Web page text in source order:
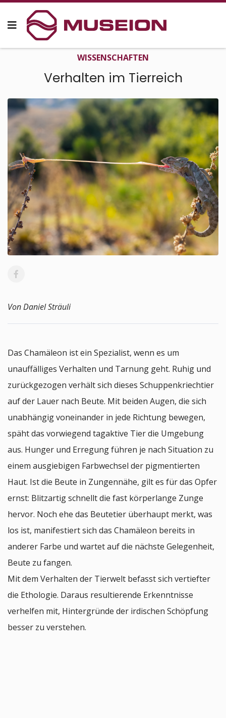
WISSEN­SCHAFTEN
Verhalten im Tierreich
Von Daniel Sträuli
Das Chamäleon ist ein Spezialist, wenn es um
unauffälliges Verhalten und Tarnung geht. Ruhig und
zurückgezogen verhält sich dieses Schuppenkriechtier
auf der Lauer nach Beute. Mit beiden Augen, die sich
unabhängig voneinander in jede Richtung bewegen,
späht das vorwiegend tagaktive Tier die Umgebung
aus. Hunger und Erregung führen je nach Situation zu
einem ausgiebigen Farbwechsel der pigmentierten
Haut. Ist die Beute in Zungennähe, gilt es für das Opfer
ernst: Blitzartig schnellt die fast körperlange Zunge
hervor. Noch ehe das Beutetier überhaupt merkt, was
los ist, manifestiert sich das Chamäleon bereits in
anderer Farbe und wartet auf die nächste Gelegenheit,
Beute zu fangen.
Mit dem Verhalten der Tierwelt befasst sich vertiefter
die Ethologie. Daraus resultierende Erkenntnisse
verhelfen mit, Hintergründe der irdischen Schöpfung
besser zu verstehen.